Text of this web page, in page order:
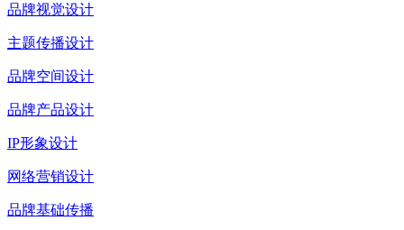
品牌视觉设计
主题传播设计
品牌空间设计
品牌产品设计
IP形象设计
网络营销设计
品牌基础传播